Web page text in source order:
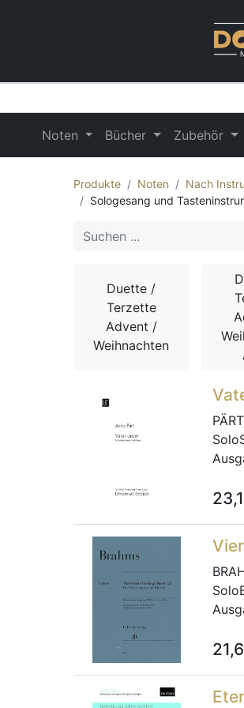
Noten Bücher Zubehör
Produkte Noten Nach
Sologesang und
Duette /
Terzette
Advent /
Weihnachten